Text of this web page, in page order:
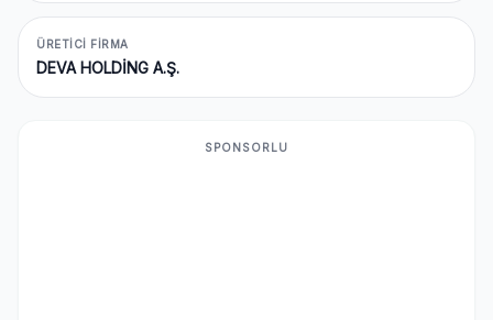
ÜRETICI FIRMA
DEVA HOLDİNG A.Ş.
SPONSORLU